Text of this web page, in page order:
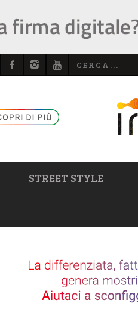
STREET STYLE